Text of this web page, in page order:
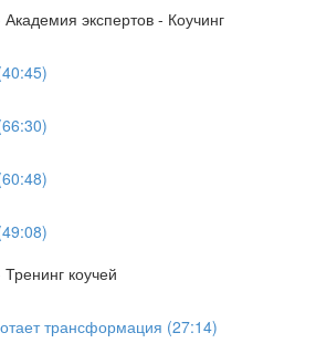
экспертов - Коучинг
коучей
трансформация (27:14)